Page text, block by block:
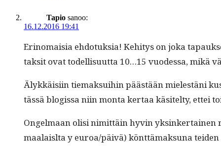
Tapio sanoo:
16.12.2016 19:41
Eri­no­maisia ehdo­tuk­sia! Kehi­tys on joka
tak­sit ovat todel­lisu­ut­ta 10…15 vuodessa, mikä
Älykkäisi­in tiemak­sui­hin päästään mielestäni
tässä blo­gis­sa niin mon­ta ker­taa käsitel­ty, ettei
Ongel­maan olisi nimit­täin hyvin yksinker­tainen
maalaisl­ta y euroa/päivä) könt­tä­mak­suna